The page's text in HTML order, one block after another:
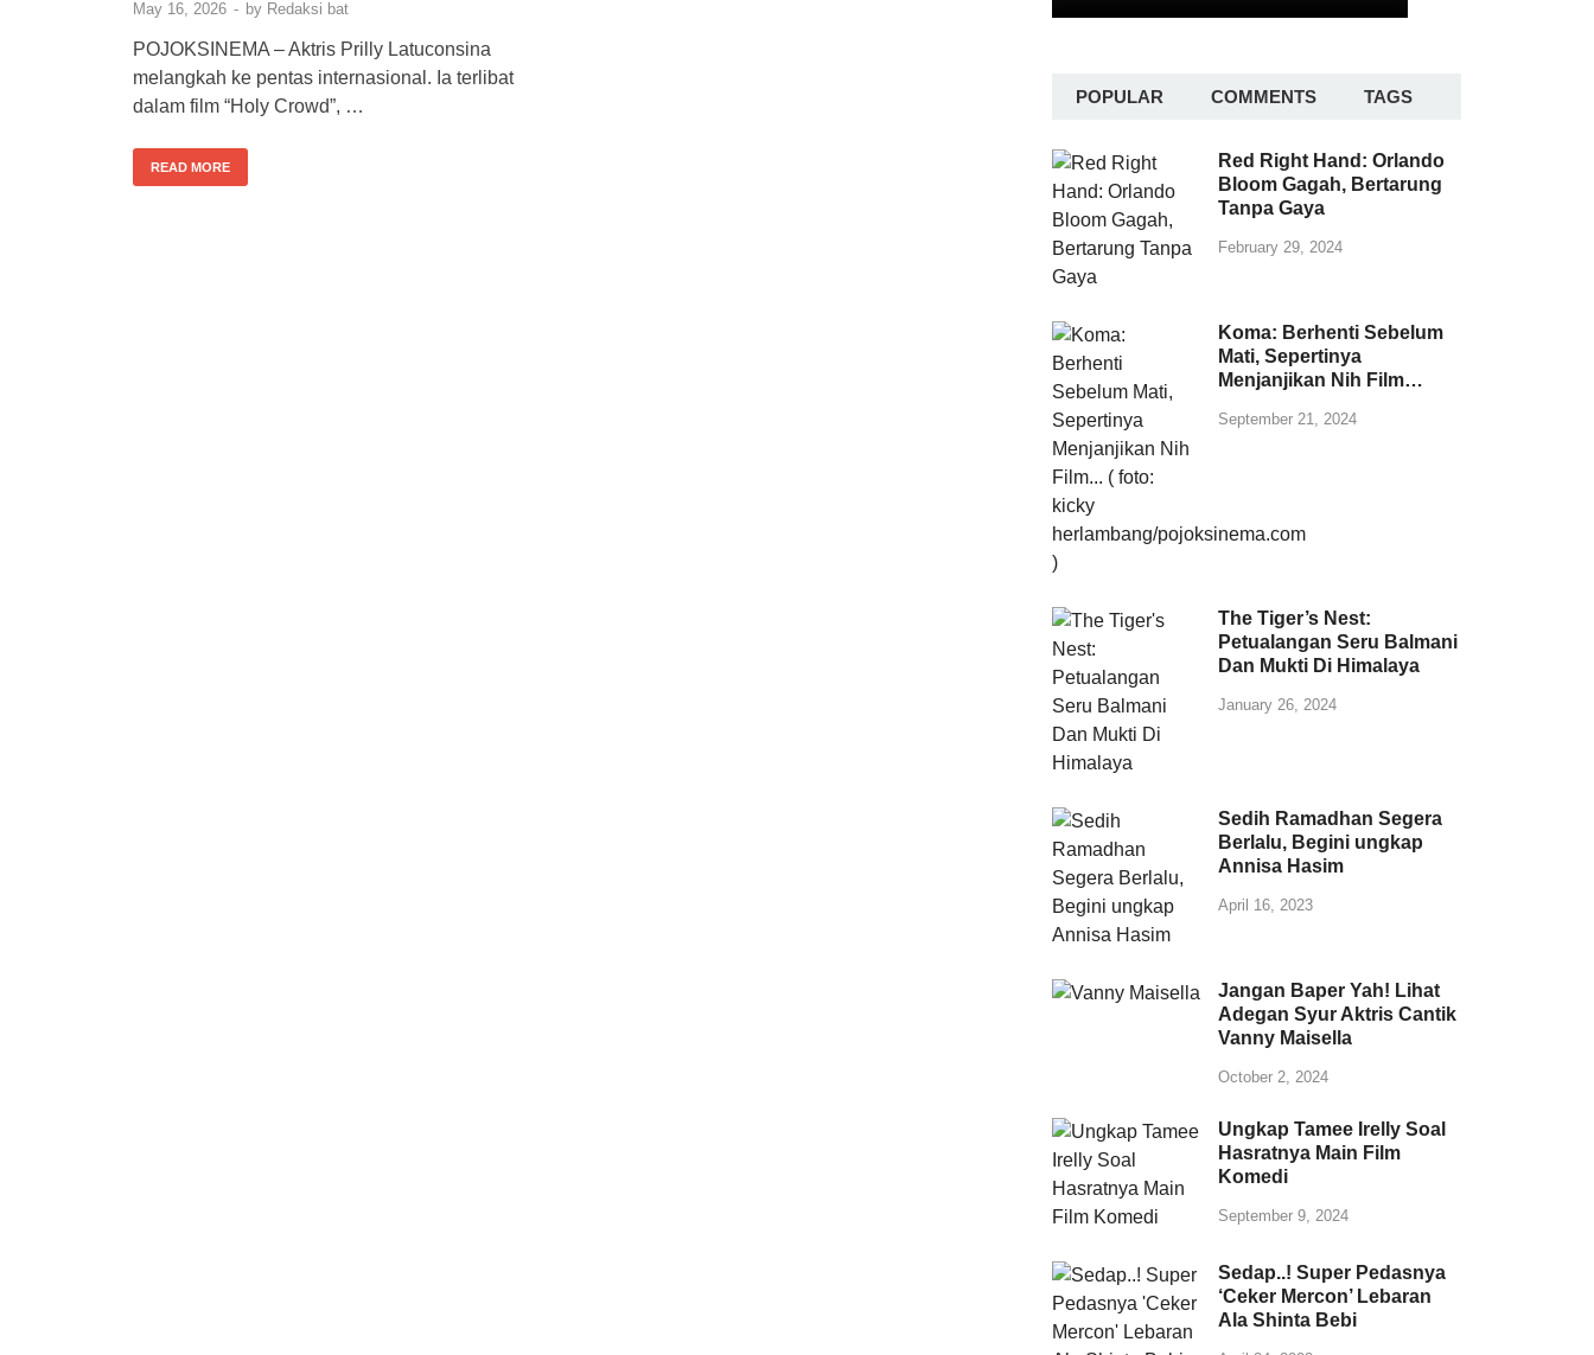
May 16, 2026 - by Redaksi bat
POJOKSINEMA – Aktris Prilly Latuconsina
melangkah ke pentas internasional. Ia terlibat
dalam film “Holy Crowd”, …
READ MORE
POPULAR COMMENTS TAGS
Red Right Hand: Orlando
Bloom Gagah, Bertarung
Tanpa Gaya
February 29, 2024
Koma: Berhenti Sebelum
Mati, Sepertinya
Menjanjikan Nih Film…
September 21, 2024
The Tiger’s Nest:
Petualangan Seru Balmani
Dan Mukti Di Himalaya
January 26, 2024
Sedih Ramadhan Segera
Berlalu, Begini ungkap
Annisa Hasim
April 16, 2023
Jangan Baper Yah! Lihat
Adegan Syur Aktris Cantik
Vanny Maisella
October 2, 2024
Ungkap Tamee Irelly Soal
Hasratnya Main Film
Komedi
September 9, 2024
Sedap..! Super Pedasnya
‘Ceker Mercon’ Lebaran
Ala Shinta Bebi